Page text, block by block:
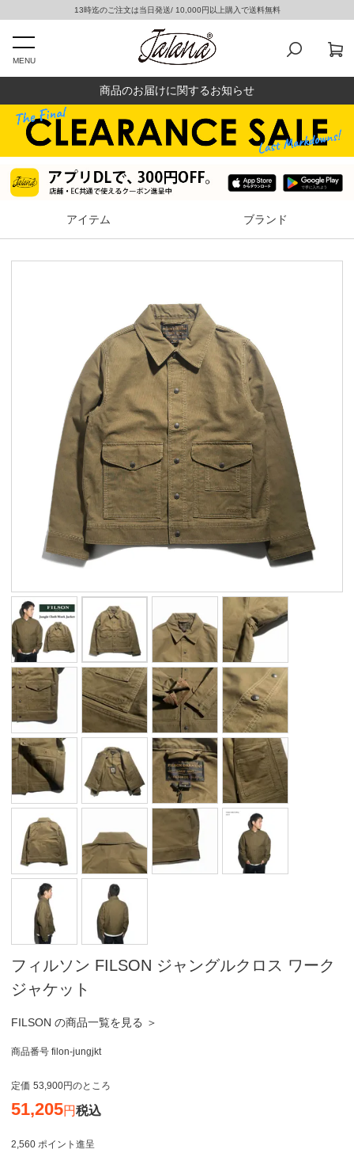
13時迄のご注文は当日発送/ 10,000円以上購入で送料無料
MENU
商品のお届けに関するお知らせ
アイテム ブランド
フィルソン FILSON ジャングルクロス ワーク
ジャケット
FILSON の商品一覧を見る ＞
商品番号 filon-jungjkt
定価 53,900 のところ
51,205 税込
2,560 ポイント進呈